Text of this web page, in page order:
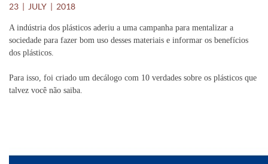
23 | JULY | 2018
A indústria dos plásticos aderiu a uma campanha para mentalizar a
sociedade para fazer bom uso desses materiais e informar os benefícios
dos plásticos.
Para isso, foi criado um decálogo com 10 verdades sobre os plásticos que
talvez você não saiba.